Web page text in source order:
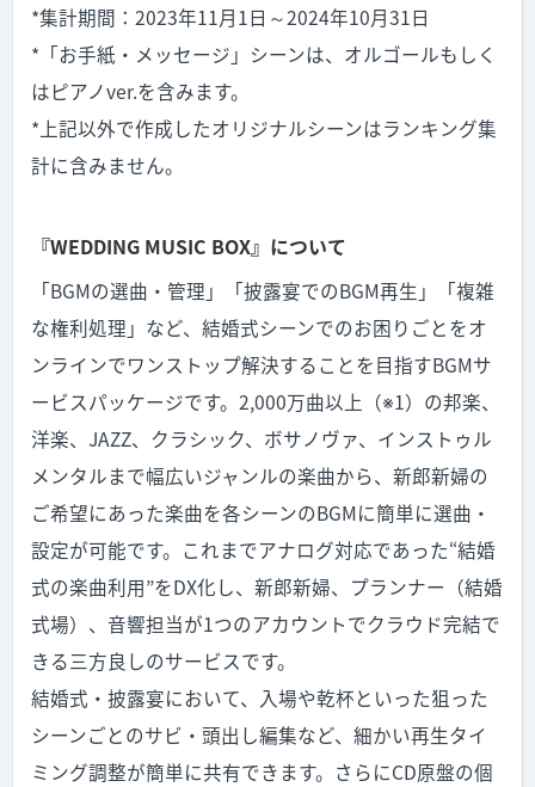
*集計期間：2023年11月1日～2024年10月31日
*「お手紙・メッセージ」シーンは、オルゴールもしく
はピアノver.を含みます。
*上記以外で作成したオリジナルシーンはランキング集
計に含みません。
『WEDDING MUSIC BOX』について
「BGMの選曲・管理」「披露宴でのBGM再生」「複雑
な権利処理」など、結婚式シーンでのお困りごとをオ
ンラインでワンストップ解決することを目指すBGMサ
ービスパッケージです。2,000万曲以上（※1）の邦楽、
洋楽、JAZZ、クラシック、ボサノヴァ、インストゥル
メンタルまで幅広いジャンルの楽曲から、新郎新婦の
ご希望にあった楽曲を各シーンのBGMに簡単に選曲・
設定が可能です。これまでアナログ対応であった“結婚
式の楽曲利用”をDX化し、新郎新婦、プランナー（結婚
式場）、音響担当が1つのアカウントでクラウド完結で
きる三方良しのサービスです。
結婚式・披露宴において、入場や乾杯といった狙った
シーンごとのサビ・頭出し編集など、細かい再生タイ
ミング調整が簡単に共有できます。さらにCD原盤の個